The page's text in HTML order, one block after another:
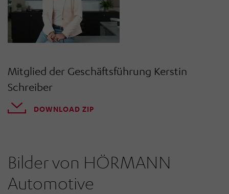
Mitglied der Geschäftsführung Kerstin
Schreiber
DOWNLOAD ZIP
Bilder von HÖRMANN
Automotive